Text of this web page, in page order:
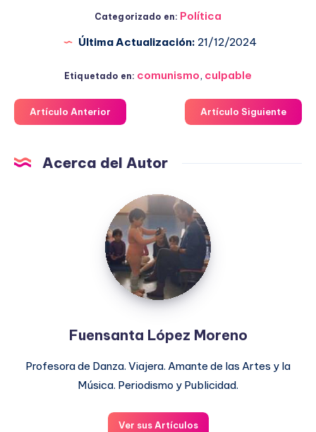
Categorizado en: Política
Última Actualización: 21/12/2024
Etiquetado en: comunismo, culpable
Artículo Anterior Artículo Siguiente
Acerca del Autor
Fuensanta
López
Moreno
Fuensanta López Moreno
Profesora de Danza. Viajera. Amante de las Artes y la
Música. Periodismo y Publicidad.
Ver sus Artículos